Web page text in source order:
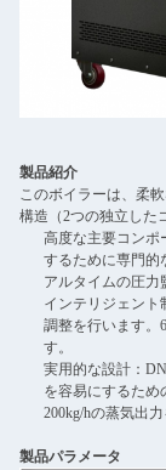
製品紹介
このボイラーは、柔
構造（2つの独立した
高度な主要コンポ
するために専門的
アルタイムの圧力
インテリジェント
調整を行います。
す。
実用的な設計：
を容易にするため
200kg/hの蒸気出
製品パラメータ